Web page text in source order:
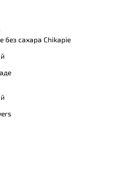
без сахара Chikapie